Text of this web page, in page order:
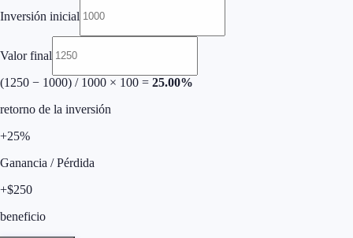
Inversión inicial
Valor final
(1250 − 1000) / 1000 × 100 = 25.00%
retorno de la inversión
+25%
Ganancia / Pérdida
+$250
beneficio